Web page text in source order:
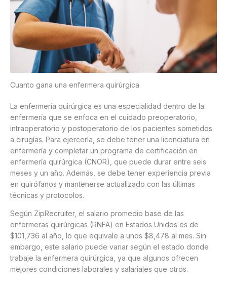
Cuanto gana una enfermera quirúrgica
La enfermería quirúrgica es una especialidad dentro de la
enfermería que se enfoca en el cuidado preoperatorio,
intraoperatorio y postoperatorio de los pacientes sometidos
a cirugías. Para ejercerla, se debe tener una licenciatura en
enfermería y completar un programa de certificación en
enfermería quirúrgica (CNOR), que puede durar entre seis
meses y un año. Además, se debe tener experiencia previa
en quirófanos y mantenerse actualizado con las últimas
técnicas y protocolos.
Según ZipRecruiter, el salario promedio base de las
enfermeras quirúrgicas (RNFA) en Estados Unidos es de
$101,736 al año, lo que equivale a unos $8,478 al mes. Sin
embargo, este salario puede variar según el estado donde
trabaje la enfermera quirúrgica, ya que algunos ofrecen
mejores condiciones laborales y salariales que otros.